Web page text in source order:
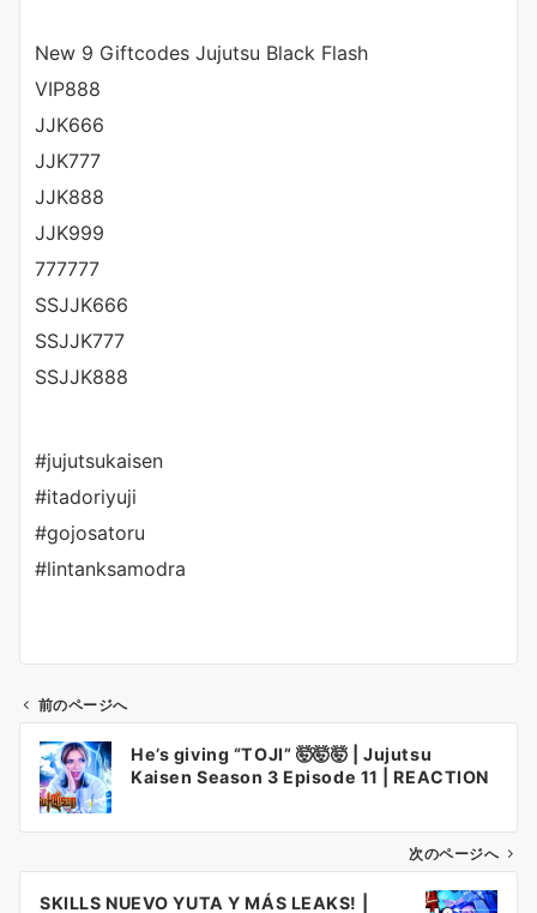
New 9 Giftcodes Jujutsu Black Flash
VIP888
JJK666
JJK777
JJK888
JJK999
777777
SSJJK666
SSJJK777
SSJJK888
#jujutsukaisen
#itadoriyuji
#gojosatoru
#lintanksamodra
ビ
前のページへ
He’s giving “TOJI” 🤯🤯🤯 | Jujutsu
Kaisen Season 3 Episode 11 | REACTION
次のページへ
SKILLS NUEVO YUTA Y MÁS LEAKS! |